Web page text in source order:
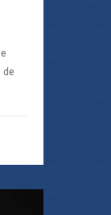
de